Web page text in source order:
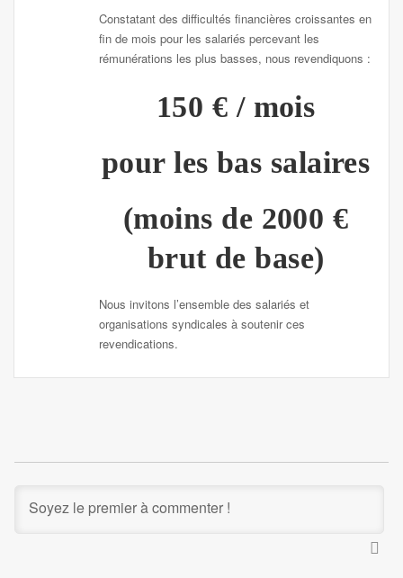
Constatant des difficultés financières croissantes en
fin de mois pour les salariés percevant les
rémunérations les plus basses, nous revendiquons :
150 € / mois
pour les bas salaires
(moins de 2000 €
brut de base)
Nous invitons l’ensemble des salariés et
organisations syndicales à soutenir ces
revendications.